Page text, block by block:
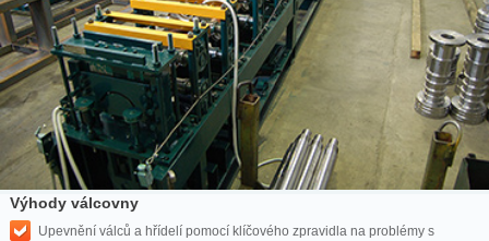
Výhody válcovny
Upevnění válců a hřídelí pomocí klíčového zpravidla na problémy s